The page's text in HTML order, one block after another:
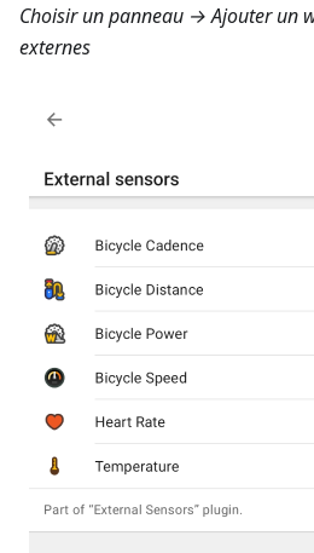
Choisir un panneau → Ajouter un
externes